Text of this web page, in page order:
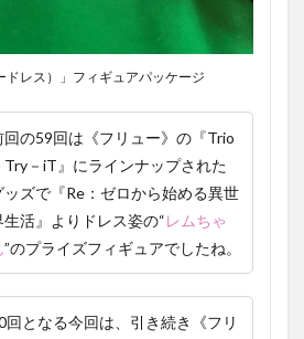
ドレス）」フィギュアパッケージ
回の59回は《フリュー》の『Trio
Try－iT』にラインナップされた
ッズで 『Re：ゼロから始める異世
活』 よりドレス姿の“レムちゃ
”のプライズフィギュアでしたね。
回となる今回は、引き続き《フリ